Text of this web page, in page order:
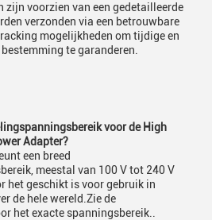
zijn voorzien van een gedetailleerde
verzonden via een betrouwbare
mogelijkheden om tijdige en
te garanderen.
voor de High
Adapter?
een breed
meestal van 100 V tot 240 V
het geschikt is voor gebruik in
de hele wereld.Zie de
het exacte spanningsbereik..